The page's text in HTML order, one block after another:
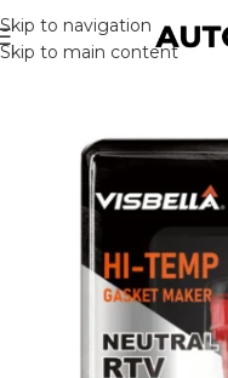
Skip to navigation
Skip to main content